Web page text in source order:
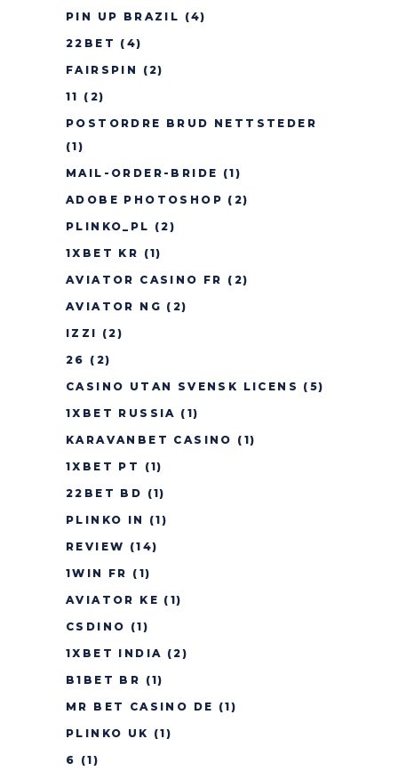
PIN UP BRAZIL (4)
22BET (4)
FAIRSPIN
(2)
11 (2)
POSTORDRE BRUD NETTSTEDER
(1)
MAIL-ORDER-BRIDE (1)
ADOBE PHOTOSHOP (2)
PLINKO_PL (2)
1XBET KR (1)
AVIATOR CASINO FR (2)
AVIATOR NG (2)
IZZI (2)
26 (2)
CASINO UTAN SVENSK LICENS (5)
1XBET RUSSIA (1)
KARAVANBET CASINO (1)
1XBET PT
(1)
22BET BD (1)
PLINKO IN
(1)
REVIEW (14)
1WIN FR (1)
AVIATOR KE (1)
CSDINO (1)
1XBET INDIA (2)
B1BET BR (1)
MR BET CASINO DE (1)
PLINKO UK (1)
6 (1)